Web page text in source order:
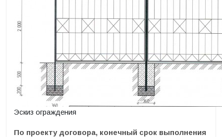
Эскиз ограждения
По проекту договора, конечный срок выполнения